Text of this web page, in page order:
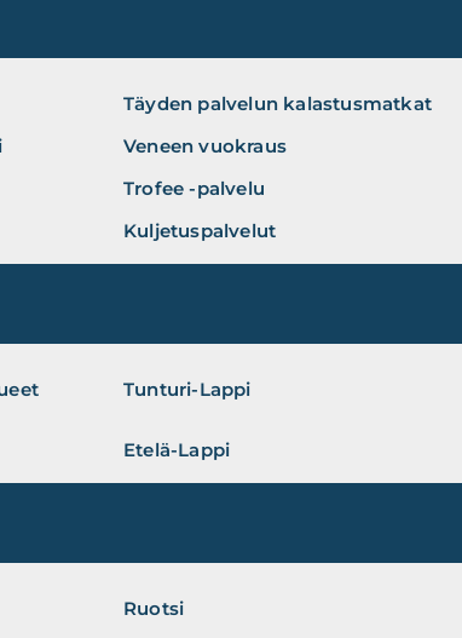
Täyden palvelun kalastusmatkat
Veneen vuokraus
Trofee -palvelu
Kuljetuspalvelut
Tunturi-Lappi
Etelä-Lappi
Ruotsi